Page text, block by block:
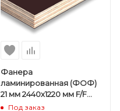
Фанера
ламинированная (ФОФ)
21 мм 2440х1220 мм F/F
сорт 1/1 березовая 220пл
Под заказ